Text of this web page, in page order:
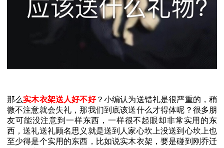
那么实木衣架送人好不好？小编认为送错礼是很严重的，稍
微不注意就会失礼，那我们到底该送什么才得体呢？很多朋
友可能没注意到一样东西，一样很不起眼却非常实用的东
西，送礼送礼顾名思义就是送到人家心坎上没送到心坎上也
至少得是个实用的东西，比如说实木衣架，要是碰到刚乔迁